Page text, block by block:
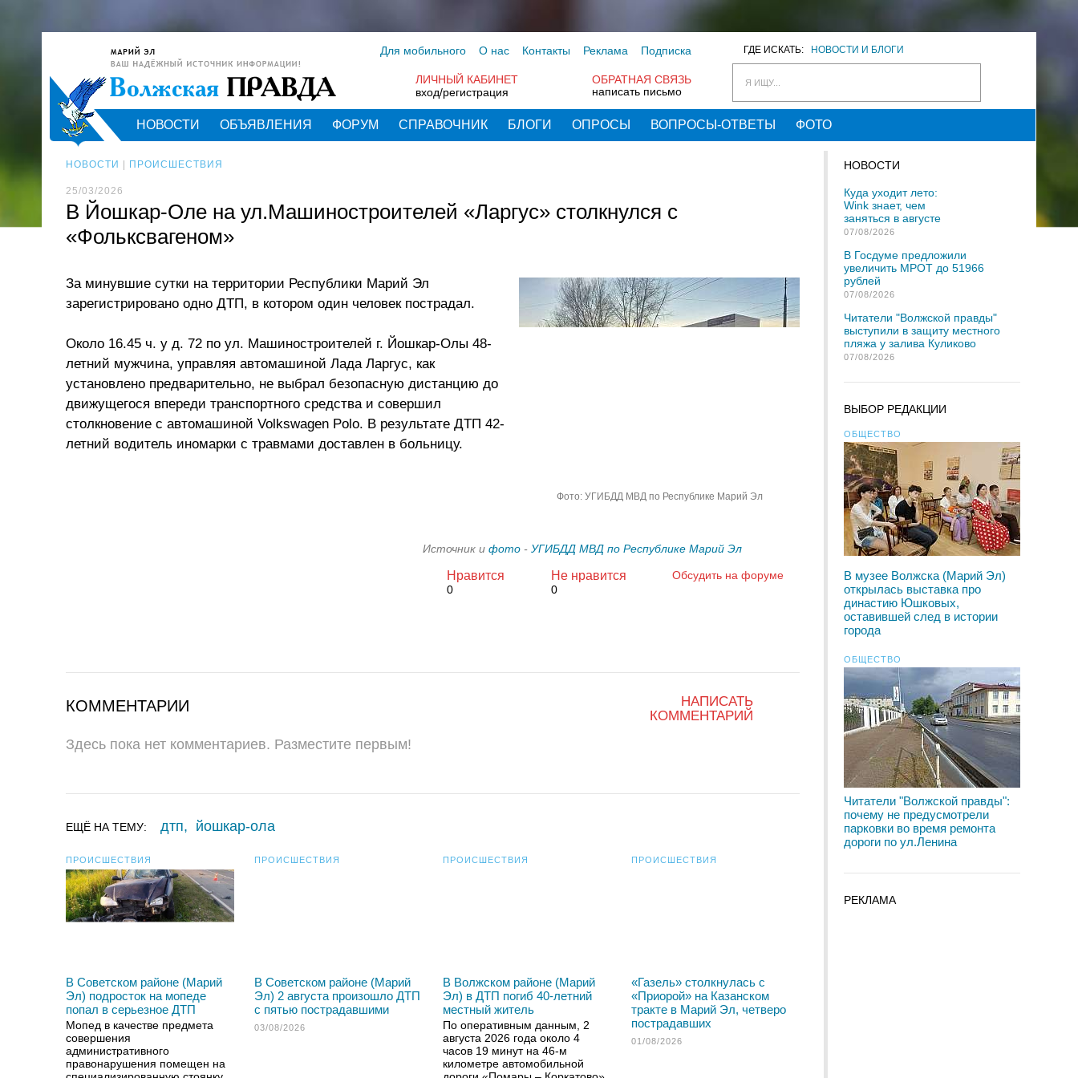
ГДЕ ИСКАТЬ: НОВОСТИ И БЛОГИ
Я ИЩУ...
Для мобильного О нас Контакты Реклама Подписка
ОБРАТНАЯ СВЯЗЬ
написать письмо
ЛИЧНЫЙ КАБИНЕТ
вход/регистрация
НОВОСТИ ОБЪЯВЛЕНИЯ ФОРУМ СПРАВОЧНИК БЛОГИ ОПРОСЫ ВОПРОСЫ-ОТВЕТЫ ФОТО
НОВОСТИ ПРОИСШЕСТВИЯ
25/03/2026
В Йошкар-Оле на ул.Машиностроителей «Ларгус» столкнулся с
«Фольксвагеном»
Фото: УГИБДД МВД по Республике Марий Эл
За минувшие сутки на территории Республики Марий Эл
зарегистрировано одно ДТП, в котором один человек пострадал.
Около 16.45 ч. у д. 72 по ул. Машиностроителей г. Йошкар-Олы 48-
летний мужчина, управляя автомашиной Лада Ларгус, как
установлено предварительно, не выбрал безопасную дистанцию до
движущегося впереди транспортного средства и совершил
столкновение с автомашиной Volkswagen Polo. В результате ДТП 42-
летний водитель иномарки с травмами доставлен в больницу.
Источник и фото - УГИБДД МВД по Республике Марий Эл
Нравится
0
Не нравится
0
Обсудить на форуме
НАПИСАТЬ
КОММЕНТАРИЙ
КОММЕНТАРИИ
Здесь пока нет комментариев. Разместите первым!
ЕЩЁ НА ТЕМУ: дтп, йошкар-ола
ПРОИСШЕСТВИЯ
В Советском районе (Марий
Эл) подросток на мопеде
попал в серьезное ДТП
Мопед в качестве предмета
совершения
административного
правонарушения помещен на
ПРОИСШЕСТВИЯ
В Советском районе (Марий
Эл) 2 августа произошло ДТП
с пятью пострадавшими
03/08/2026
ПРОИСШЕСТВИЯ
В Волжском районе (Марий
Эл) в ДТП погиб 40-летний
местный житель
По оперативным данным, 2
августа 2026 года около 4
часов 19 минут на 46-м
километре автомобильной
ПРОИСШЕСТВИЯ
«Газель» столкнулась с
«Приорой» на Казанском
тракте в Марий Эл, четверо
пострадавших
01/08/2026
НОВОСТИ
Куда уходит лето:
Wink знает, чем
заняться в августе
07/08/2026
В Госдуме предложили
увеличить МРОТ до 51966
рублей
07/08/2026
Читатели "Волжской правды"
выступили в защиту местного
пляжа у залива Куликово
07/08/2026
ВЫБОР РЕДАКЦИИ
ОБЩЕСТВО
В музее Волжска (Марий Эл)
открылась выставка про
династию Юшковых,
оставившей след в истории
города
ОБЩЕСТВО
Читатели "Волжской правды":
почему не предусмотрели
парковки во время ремонта
дороги по ул.Ленина
РЕКЛАМА